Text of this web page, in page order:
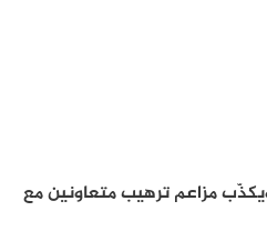
مزاعم ترهيب متعاونين مع